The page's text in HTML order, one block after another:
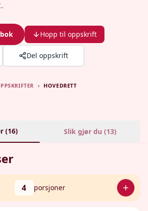
Hopp til oppskrift
Del oppskrift
› HOVEDRETT
(16) Slik gjør du (13)
4 porsjoner